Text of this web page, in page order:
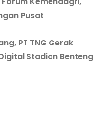
Pusat
PT TNG Gerak
Stadion Benteng